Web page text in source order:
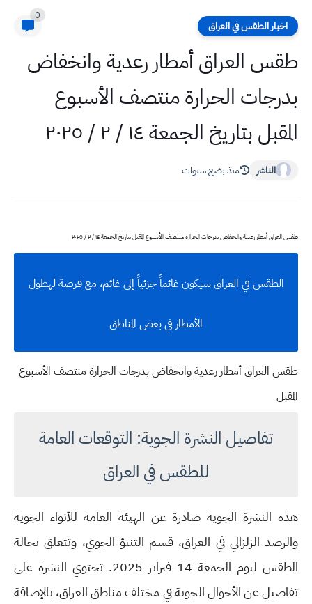
اخبار الطقس في العراق
0
طقس العراق أمطار رعدية وانخفاض
بدرجات الحرارة منتصف الأسبوع
المقبل بتاريخ الجمعة ١٤ / ٢ / ٢٠٢٥
الناشر منذ بضع سنوات
طقس العراق أمطار رعدية وانخفاض بدرجات الحرارة منتصف الأسبوع المقبل بتاريخ الجمعة ١٤ / ٢ / ٢٠٢٥
الطقس في العراق سيكون غائماً جزئياً إلى غائم، مع فرصة لهطول
الأمطار في بعض المناطق
طقس العراق أمطار رعدية وانخفاض بدرجات الحرارة منتصف الأسبوع
المقبل
تفاصيل النشرة الجوية: التوقعات العامة
للطقس في العراق
هذه النشرة الجوية صادرة عن الهيئة العامة للأنواء الجوية
والرصد الزلزالي في العراق، قسم التنبؤ الجوي، وتتعلق بحالة
الطقس ليوم الجمعة 14 فبراير 2025. تحتوي النشرة على
تفاصيل عن الأحوال الجوية في مختلف مناطق العراق، بالإضافة